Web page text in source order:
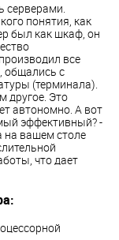
серверами.
понятия, как
был как шкаф, он
все
общались с
(терминала).
другое. Это
автономно. А вот
эффективный? -
на вашем столе
что дает